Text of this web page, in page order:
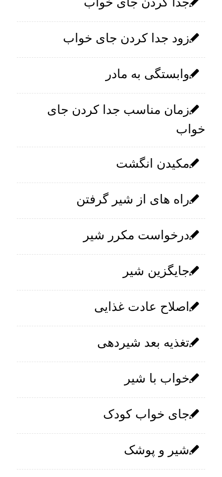
زود جدا کردن جای خواب
وابستگی به مادر
زمان مناسب جدا کردن جای
خواب
مکیدن انگشت
راه های از شیر گرفتن
درخواست مکرر شیر
جایگزین شیر
اصلاح عادت غذایی
تغذیه بعد شیردهی
خواب با شیر
جای خواب کودک
شیر و پوشک